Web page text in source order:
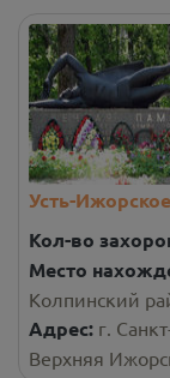
Усть-Ижорское
Кол-во
Место
Колпинский
Адрес: г.
Верхняя